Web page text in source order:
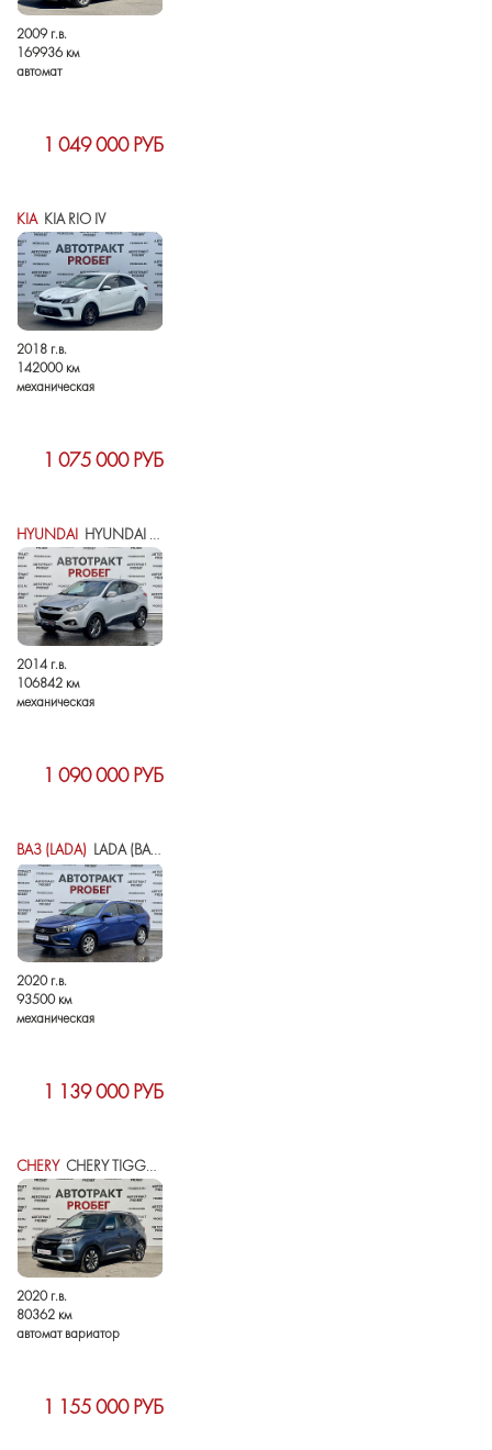
2009 г.в.
169936 км
автомат
1 049 000 РУБ
KIAKIA RIO IV
2018 г.в.
142000 км
механическая
1 075 000 РУБ
HYUNDAI HYUNDAI IX35 I РЕСТАЙЛИНГ
2014 г.в.
106842 км
механическая
1 090 000 РУБ
ВАЗ (LADA) LADA (ВАЗ) VESTA I
2020 г.в.
93500 км
механическая
1 139 000 РУБ
CHERY CHERY TIGGO 4 I РЕСТАЙЛИНГ
2020 г.в.
80362 км
автомат вариатор
1 155 000 РУБ